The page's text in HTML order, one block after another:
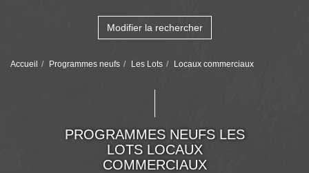
Modifier la rechercher
Accueil Programmes neufs Les Lots Locaux commerciaux
PROGRAMMES NEUFS LES
LOTS LOCAUX
COMMERCIAUX